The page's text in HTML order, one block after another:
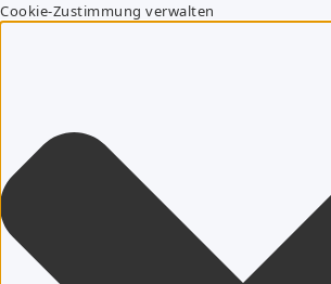
Cookie-Zustimmung verwalten